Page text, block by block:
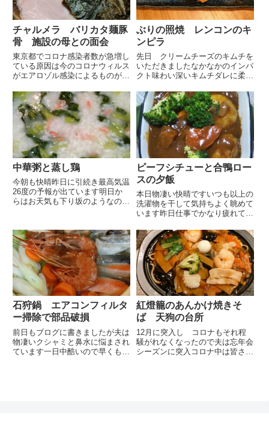
チャルメラ バリカタ麺豚
骨 施設の母との面会
東京都でコロナ感染者数が急増し
ている原因は今のコロナウィルス
がエアロゾル感染によるものが多
れていましたお盆帰省時に施設に
いる母との面会を予定しています
したが、エアロゾル感染ときいて
面会は中止することにしました
施...
ぶりの照焼 レンコンのキ
ンピラ
先日 クリームチーズのキムチを
いただきましたなかなかのインパ
クト味わい深いキムチダレに柔ら
が漬かっていました今日こそはサ
ンマの塩焼き と思って魚屋さん
に行きましたがサンマは無かった
のでブリの切身を買ってブリの
照...
中華粥と蒸し鶏
今朝も快晴昨日に引続き最高気温
26度の予報が出ています明日か
らはお天気も下り坂のようなので
除洗濯機に漂白剤をを入れて回
し、暫し置くと驚くほどの黒い汚
れが出ています汚れをすくい取
り、...
ビーフシチューと合鴨ロー
スの夕飯
本日物凄い快晴ですいつも以上の
洗濯物を干して気持ちよく眺めて
います昨日仕事でかなり疲れてい
っとしています今日はドライブに
でも出かけようかと言っていまし
たが今朝の様子だとゆったりと休
息をとった方が良さそうです遅
い...
石狩鍋 エアコンフィルタ
ー掃除で部品破損
前日もブログに書きましたが夫は
物凄いクシャミと鼻水に悩まされ
ています一日中酷いので早くもス
紅燈籠のあんかけ焼きそ
ば 天狗の台所
12月に突入し コロナもそれ程
騒がれなくなったので夫は忘年会
シーズンに突入コロナ中は皆さん